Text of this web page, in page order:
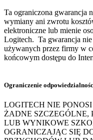
Ta ograniczona gwarancja
wymiany ani zwrotu
elektroniczne lub mienie
Logitech. Ta gwarancja
używanych przez firmy w
końcowym dostępu do
Ograniczenie
LOGITECH NIE
ŻADNE SZCZEGÓLNE,
LUB WYNIKOWE
OGRANICZAJĄC SIĘ